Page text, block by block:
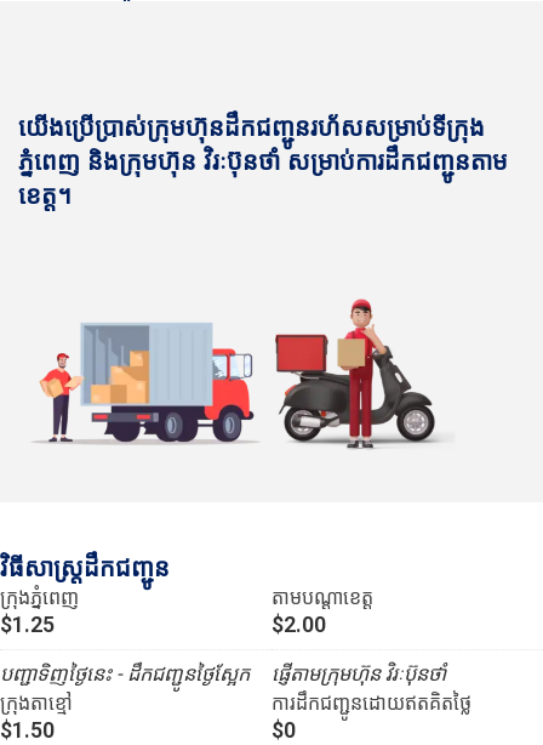
យើងប្រើប្រាស់ក្រុមហ៊ុនដឹកជញ្ជូនរហ័សសម្រាប់ទីក្រុង
ភ្នំពេញ និងក្រុមហ៊ុន វិរៈប៊ុនថាំ សម្រាប់ការដឹកជញ្ជូនតាម
ខេត្ត។
វិធីសាស្រ្តដឹកជញ្ជូន
ក្រុងភ្នំពេញ
$1.25
បញ្ជាទិញថ្ងៃនេះ - ដឹកជញ្ជូនថ្ងៃស្អែក
ក្រុងតាខ្មៅ
$1.50
តាមបណ្ដាខេត្ត
$2.00
ផ្ញើតាមក្រុមហ៊ុន វិរៈប៊ុនថាំ
ការដឹកជញ្ជូនដោយឥតគិតថ្លៃ
$0